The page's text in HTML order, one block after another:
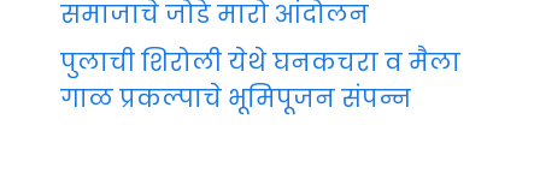
समाजाचे जोडे मारो आंदोलन
पुलाची शिरोली येथे घनकचरा व मैला
गाळ प्रकल्पाचे भूमिपूजन संपन्न